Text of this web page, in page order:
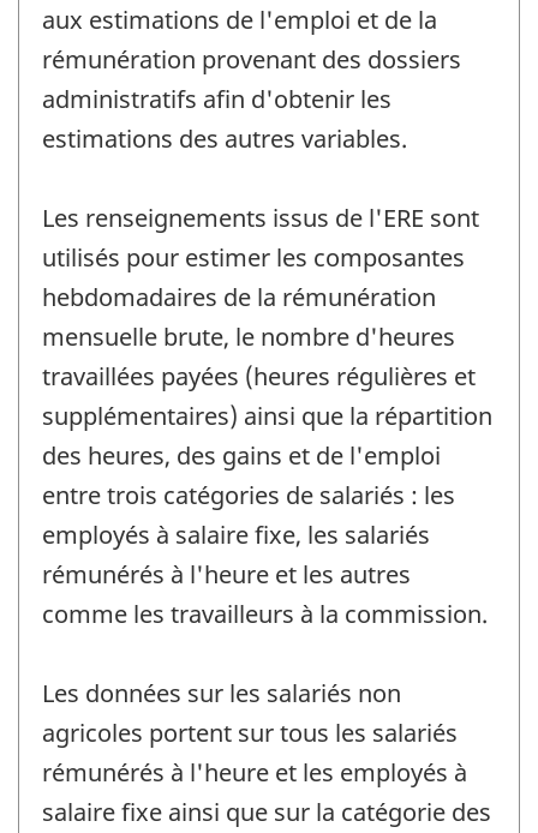
aux estimations de l'emploi et de la
rémunération provenant des dossiers
administratifs afin d'obtenir les
estimations des autres variables.
Les renseignements issus de l'ERE sont
utilisés pour estimer les composantes
hebdomadaires de la rémunération
mensuelle brute, le nombre d'heures
travaillées payées (heures régulières et
supplémentaires) ainsi que la répartition
des heures, des gains et de l'emploi
entre trois catégories de salariés : les
employés à salaire fixe, les salariés
rémunérés à l'heure et les autres
comme les travailleurs à la commission.
Les données sur les salariés non
agricoles portent sur tous les salariés
rémunérés à l'heure et les employés à
salaire fixe ainsi que sur la catégorie des